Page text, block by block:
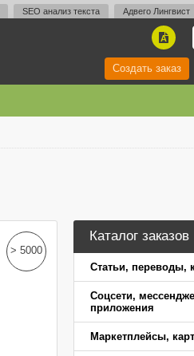
SEO анализ текста Адвего Лингвист
A
Создать заказ
Каталог заказов
Статьи, переводы,
Соцсети,
приложения
Маркетплейсы,
> 5000